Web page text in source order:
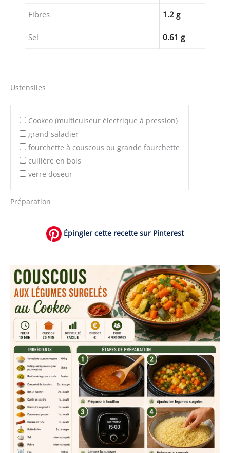
Fibres 1.2 g
Sel 0.61 g
Ustensiles
Cookeo (multicuiseur électrique à pression)
grand saladier
fourchette à couscous ou grande fourchette
cuillère en bois
verre doseur
Préparation
Épingler cette recette sur Pinterest